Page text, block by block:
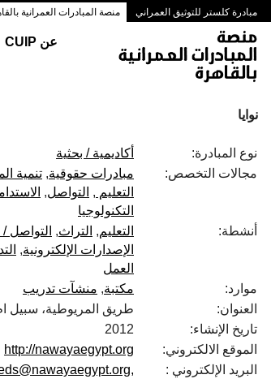
مبادرة كلستر للتوثيق العمراني منصة المبادرات العمرانية
عن CUIP
نوايا
نوع المبادرة:
أكاديمية / بحثية
مجالات التخصص:
مبادرات حقوقية تنمية
التعليم
التواصل
التكنولوجيا
أنشطة:
التعليم التراث
التواصل
الإصدارات الإلكترونية
العمل
موارد:
مكتبة منشآت تدريب
العنوان:
طريق المريوطية، سبيل
تاريخ الإنشاء:
2012
الموقع الالكتروني:
http://nawayaegypt.org
البريد الإلكتروني :